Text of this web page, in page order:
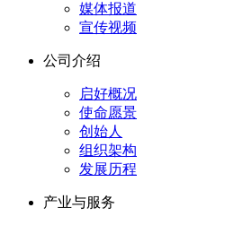
媒体报道
宣传视频
公司介绍
启好概况
使命愿景
创始人
组织架构
发展历程
产业与服务